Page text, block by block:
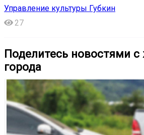
Управление культуры Губкин
27
Поделитесь новостями
города